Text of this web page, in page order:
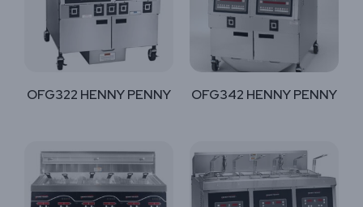
OFG322 HENNY PENNY OFG342 HENNY PENNY